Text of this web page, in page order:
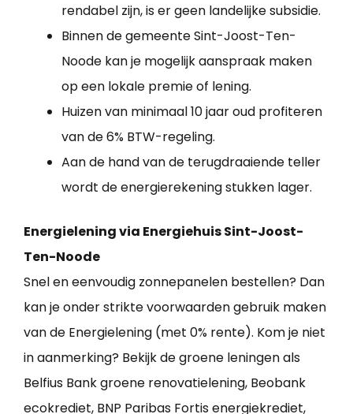
rendabel zijn, is er geen landelijke subsidie.
Binnen de gemeente Sint-Joost-Ten-
Noode kan je mogelijk aanspraak maken
op een lokale premie of lening.
Huizen van minimaal 10 jaar oud profiteren
van de 6% BTW-regeling.
Aan de hand van de terugdraaiende teller
wordt de energierekening stukken lager.
Energielening via Energiehuis Sint-Joost-
Ten-Noode
Snel en eenvoudig zonnepanelen bestellen? Dan
kan je onder strikte voorwaarden gebruik maken
van de Energielening (met 0% rente). Kom je niet
in aanmerking? Bekijk de groene leningen als
Belfius Bank groene renovatielening, Beobank
ecokrediet, BNP Paribas Fortis energiekrediet,